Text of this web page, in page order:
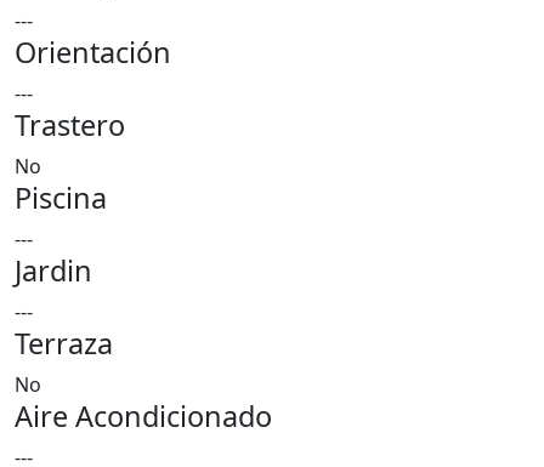
---
Orientación
---
Trastero
No
Piscina
---
Jardin
---
Terraza
No
Aire Acondicionado
---